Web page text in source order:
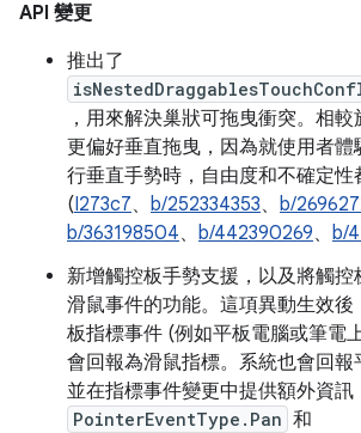
API 變更
推出了
，用來解決巢狀可拖曳衝突。相
更偏好垂直拖曳，因為就使用者
行垂直手勢時，自由度和不確定性
(I273c7、 b/252334353、 b/
b/363198504、 b/442390269、 b/
新增觸控板手勢支援，以及將觸控
滑鼠事件的功能。這項異動生效
板指標事件 (例如平板電腦或筆電
會回報為滑鼠指標。系統也會回報
並在指標事件變更中提供額外資訊
PointerEventType.Pan 和